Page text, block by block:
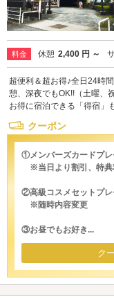
料金 休憩 2,400 円 ～
超便利＆超お得♪全日24時
憩、深夜でもOK!!（土曜、
お得に宿泊できる「得宿」
クーポン
①メンバーズカードプレ
※当日より割引、特典
②高級コスメセットプレ
※随時内容変更
③お昼でもお好き...
ク